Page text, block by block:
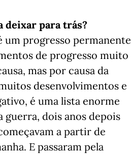
deixar para trás?
um progresso permanente
de progresso muito
mas por causa da
desenvolvimentos e
é uma lista enorme
guerra, dois anos depois
a partir de
E passaram pela